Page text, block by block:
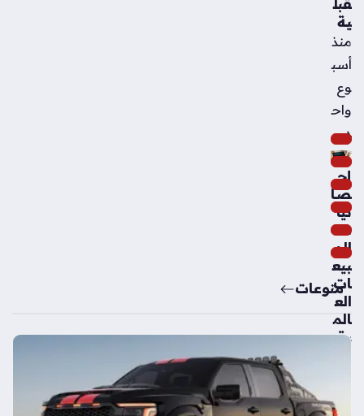
ية
منذ
أسب
وع
واح
د
إح
صا
ئيا
ت
الم
بيع
ات
الع
الم
ية
منوعات